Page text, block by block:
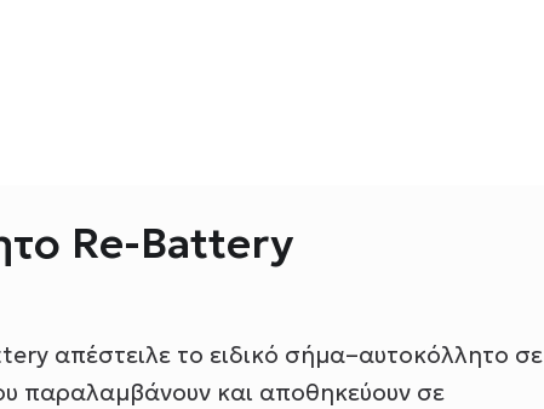
Re-Battery
απέστειλε το ειδικό σήμα–αυτοκόλλητο σε
παραλαμβάνουν και αποθηκεύουν σε